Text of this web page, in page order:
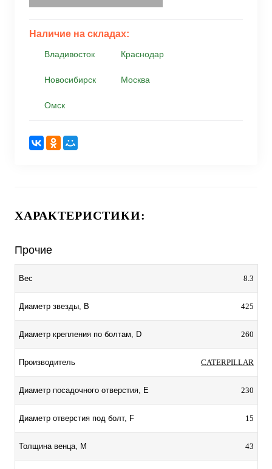
Наличие на складах:
Владивосток Краснодар
Новосибирск Москва
Омск
ХАРАКТЕРИСТИКИ:
Прочие
Вес 8.3
Диаметр звезды, B 425
Диаметр крепления по болтам, D 260
Производитель CATERPILLAR
Диаметр посадочного отверстия, E 230
Диаметр отверстия под болт, F 15
Толщина венца, M 43